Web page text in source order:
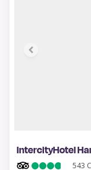
IntercityHotel
543